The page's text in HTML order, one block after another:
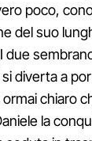
poco,
del suo
due
diverta a
chiaro
la